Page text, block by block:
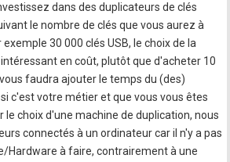
dans des duplicateurs de clés
le nombre de clés que vous aurez à
30 000 clés USB, le choix de la
en coût, plutôt que d'acheter 10
faudra ajouter le temps du (des)
c'est votre métier et que vous vous êtes
le choix d'une machine de duplication, nous
connectés à un ordinateur car il n'y a pas
Hardware à faire, contrairement à une